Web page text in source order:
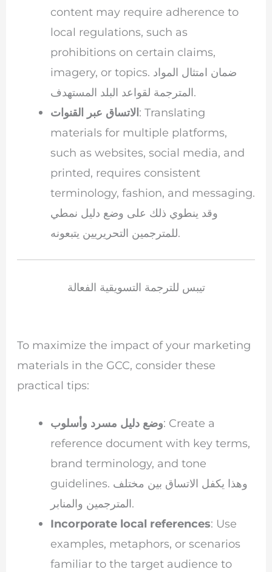
content may require adherence to
local regulations, such as
prohibitions on certain claims,
imagery, or topics. ضمان امتثال المواد
المترجمة لقواعد البلد المستهدف.
الاتساق عبر القنوات: Translating
materials for multiple platforms,
such as websites, social media, and
printed, requires consistent
terminology, fashion, and messaging.
وقد ينطوي ذلك على وضع دليل نمطي
للمترجمين التحريريين يتبعونه.
تيبس للترجمة التسويقية الفعالة
To maximize the impact of your marketing
materials in the GCC, consider these
practical tips:
وضع دليل مسرد وأسلوب: Create a
reference document with key terms,
brand terminology, and tone
guidelines. وهذا يكفل الاتساق بين مختلف
المترجمين والمنابر.
Incorporate local references: Use
examples, metaphors, or scenarios
familiar to the target audience to